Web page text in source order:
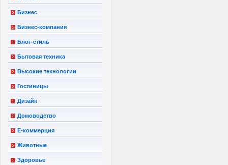
Бизнес
Бизнес-компания
Блог-стиль
Бытовая техника
Высокие технологии
Гостиницы
Дизайн
Домоводство
Е-коммерция
Животные
Здоровье